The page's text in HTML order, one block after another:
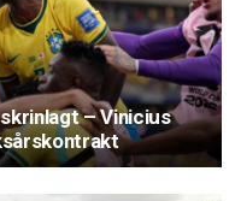
– Vinicius